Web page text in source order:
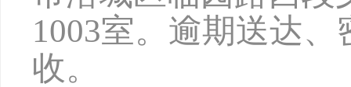
1003室。逾期送达、
收。